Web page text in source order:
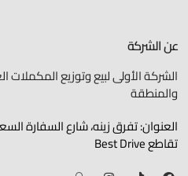
عن الشركة
الشركة الأولى لبيع وتوزيع المكملات
والمنطقة
العنوان: تفرق زينه، شارع السفارة
تقاطع Best Drive